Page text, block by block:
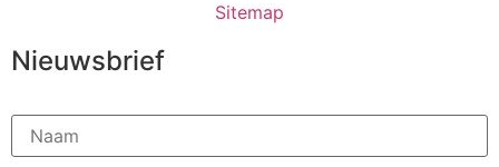
Sitemap
Nieuwsbrief